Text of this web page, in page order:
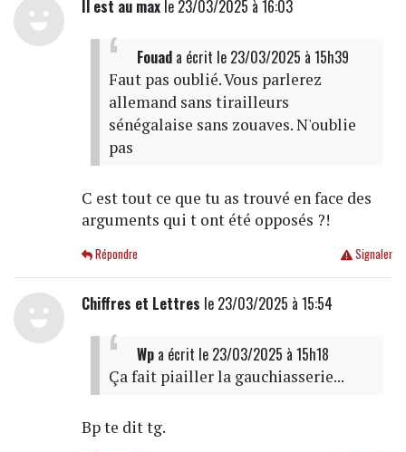
Il est au maxle 23/03/2025 à 16:03
Fouada écrit le 23/03/2025 à 15h39
Faut pas oublié. Vous parlerez
allemand sans tirailleurs
sénégalaise sans zouaves. N'oublie
pas
C est tout ce que tu as trouvé en face des
arguments qui t ont été opposés ?!
Signaler
Répondre
Chiffres et Lettres le 23/03/2025 à 15:54
Wpa écrit le 23/03/2025 à 15h18
Ça fait piailler la gauchiasserie...
Bp te dit tg.